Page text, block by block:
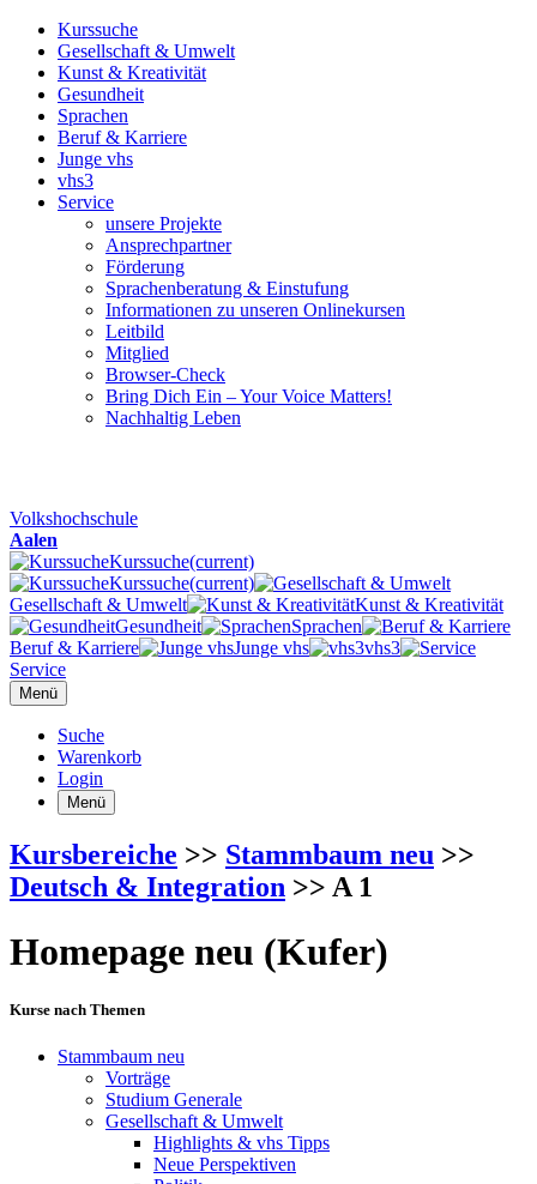
Kurssuche
Gesellschaft & Umwelt
Kunst & Kreativität
Gesundheit
Sprachen
Beruf & Karriere
Junge vhs
vhs3
Service
unsere Projekte
Ansprechpartner
Förderung
Sprachenberatung & Einstufung
Informationen zu unseren Onlinekursen
Leitbild
Mitglied
Browser-Check
Bring Dich Ein – Your Voice Matters!
Nachhaltig Leben
Volkshochschule
Aalen
Kurssuche(current)
Kurssuche(current)
Gesellschaft & Umwelt
Kunst & Kreativität
Gesundheit
Sprachen
Beruf & Karriere
Junge vhs
vhs3
Service
Menü
Suche
Warenkorb
Login
Menü
Kursbereiche >> Stammbaum neu >>
Deutsch & Integration >> A 1
Homepage neu (Kufer)
Kurse nach Themen
Stammbaum neu
Vorträge
Studium Generale
Gesellschaft & Umwelt
Highlights & vhs Tipps
Neue Perspektiven